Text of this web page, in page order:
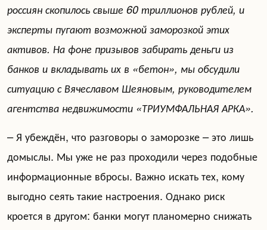
россиян скопилось свыше 60 триллионов рублей, и
эксперты пугают возможной заморозкой этих
активов. На фоне призывов забирать деньги из
банков и вкладывать их в «бетон», мы обсудили
ситуацию с Вячеславом Шеяновым, руководителем
агентства недвижимости «ТРИУМФАЛЬНАЯ АРКА».
– Я убеждён, что разговоры о заморозке – это лишь
домыслы. Мы уже не раз проходили через подобные
информационные вбросы. Важно искать тех, кому
выгодно сеять такие настроения. Однако риск
кроется в другом: банки могут планомерно снижать